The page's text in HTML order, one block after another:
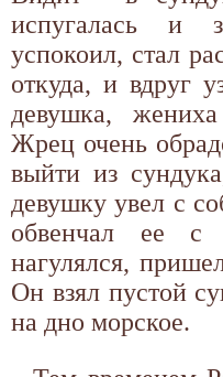
испугалась и
успокоил, стал
откуда, и вдруг
девушка,
Жрец очень
выйти из
девушку увел с
обвенчал ее
нагулялся,
Он взял пустой
на дно морское.